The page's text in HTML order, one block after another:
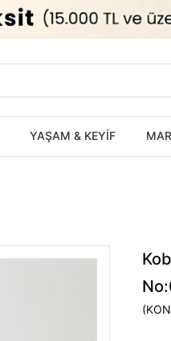
YAŞAM & KEYİF